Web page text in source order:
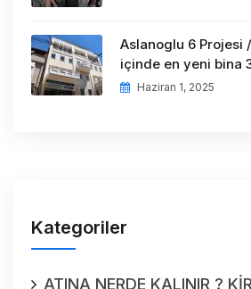
Aslanoglu 6 Projesi
içinde en yeni bina
Haziran 1, 2025
Kategoriler
ATINA NERDE KALINIR ?